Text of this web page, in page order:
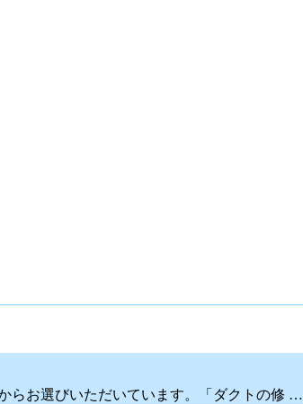
らお選びいただいています。「ダクトの修 …